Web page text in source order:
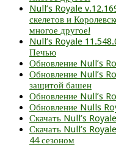
Null’s Royale
скелетов и
многое другое!
Null’s Royale
Печью
Обновление Null’s
Обновление Null’s
защитой башен
Обновление Null’s
Обновление Nulls
Скачать Null’s
Скачать Null’s
44 сезоном